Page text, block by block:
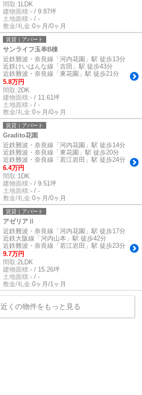
間取:1LDK
建物面積:- / 9.87坪
土地面積:- / -
敷金/礼金:0ヶ月/0ヶ月
賃貸｜アパート
サンライフ玉串B棟
近鉄難波・奈良線「河内花園」駅 徒歩13分
近鉄けいはんな線「吉田」駅 徒歩43分
近鉄難波・奈良線「東花園」駅 徒歩21分
5.8万円
間取:2DK
建物面積:- / 11.61坪
土地面積:- / -
敷金/礼金:0ヶ月/0ヶ月
賃貸｜アパート
Gradito花園
近鉄難波・奈良線「河内花園」駅 徒歩14分
近鉄難波・奈良線「東花園」駅 徒歩20分
近鉄難波・奈良線「若江岩田」駅 徒歩24分
6.4万円
間取:1DK
建物面積:- / 9.51坪
土地面積:- / -
敷金/礼金:0ヶ月/0ヶ月
賃貸｜アパート
アゼリアⅡ
近鉄難波・奈良線「河内花園」駅 徒歩17分
近鉄大阪線「河内山本」駅 徒歩42分
近鉄難波・奈良線「若江岩田」駅 徒歩23分
9.7万円
間取:2LDK
建物面積:- / 15.26坪
土地面積:- / -
敷金/礼金:0ヶ月/1ヶ月
近くの物件をもっと見る